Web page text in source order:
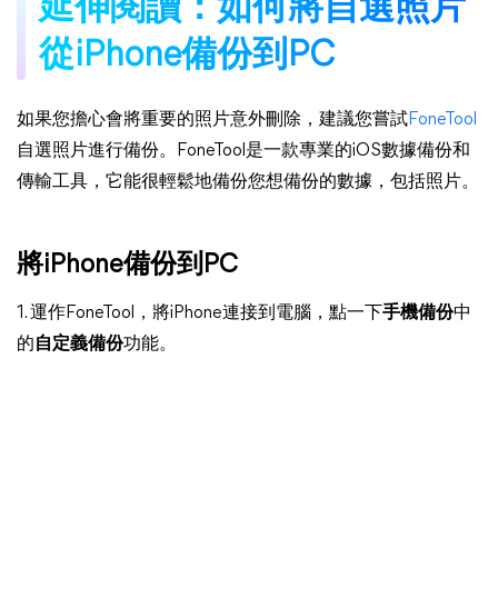
延伸閱讀：如何將自選照片
從iPhone備份到PC
如果您擔心會將重要的照片意外刪除，建議您嘗試FoneTool
自選照片進行備份。FoneTool是一款專業的iOS數據備份和
傳輸工具，它能很輕鬆地備份您想備份的數據，包括照片。
將iPhone備份到PC
1. 運作FoneTool，將iPhone連接到電腦，點一下手機備份中
的 自定義備份功能。